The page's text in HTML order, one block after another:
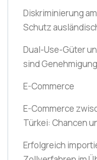
Diskriminierung
Schutz
Dual-Use-Güter
sind
E-Commerce
E-Commerce
Türkei: Chancen
Erfolgreich